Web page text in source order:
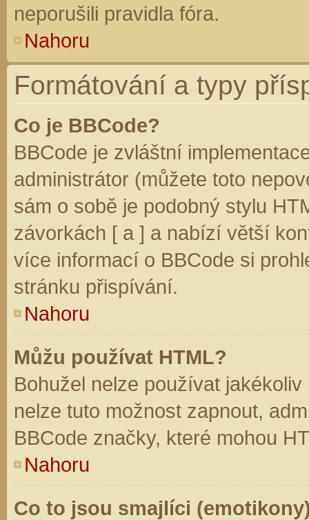
neporušili pravidla fóra.
Nahoru
Formátování a typy
Co je BBCode?
BBCode je zvláštní
administrátor (můžete toto
sám o sobě je podobný stylu
závorkách [ a ] a nabízí větší
více informací o BBCode si
stránku přispívání.
Nahoru
Můžu používat HTML?
Bohužel nelze používat
nelze tuto možnost zapnout,
BBCode značky, které mohou
Nahoru
Co to jsou smajlíci